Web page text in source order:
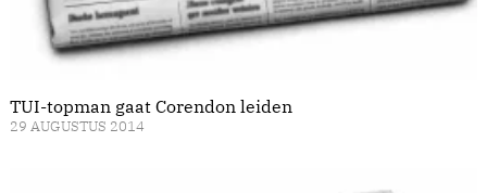
TUI-topman gaat Corendon leiden
29 AUGUSTUS 2014